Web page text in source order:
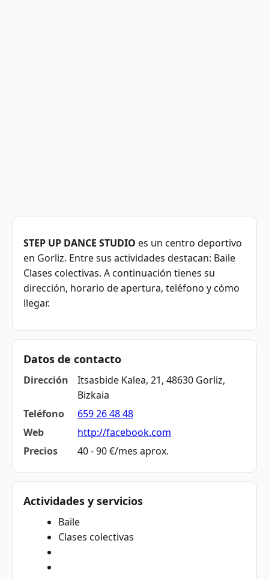
STEP UP DANCE STUDIO es un centro deportivo
en Gorliz. Entre sus actividades destacan: Baile
Clases colectivas. A continuación tienes su
dirección, horario de apertura, teléfono y cómo
llegar.
Datos de contacto
Dirección
Itsasbide Kalea, 21, 48630 Gorliz,
Bizkaia
Teléfono
659 26 48 48
Web
http://facebook.com
Precios
40 - 90 €/mes aprox.
Actividades y servicios
Baile
Clases colectivas